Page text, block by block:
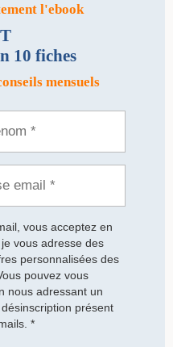
l'ebook
10 fiches
mensuels
vous acceptez en
vous adresse des
personnalisées des
pouvez vous
nous adressant un
présent
*